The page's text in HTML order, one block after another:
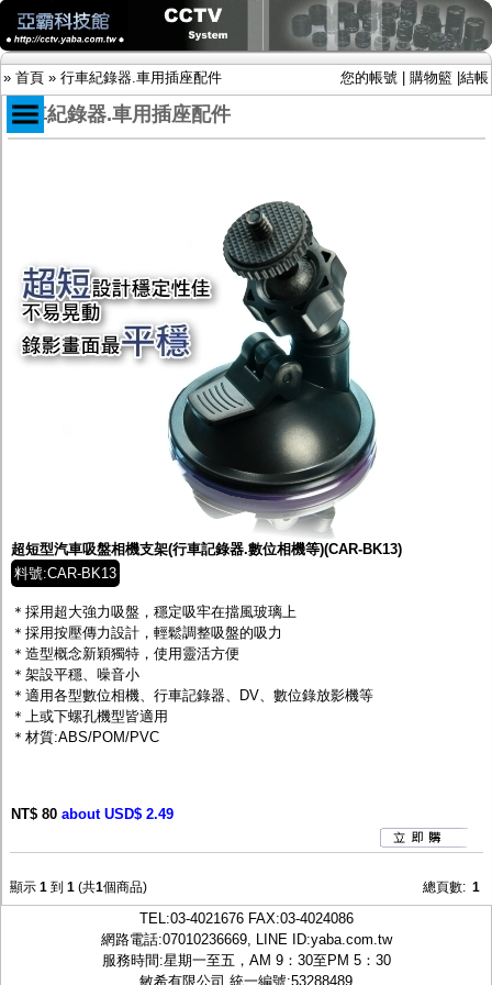
» 首頁 » 行車紀錄器.車用插座配件 您的帳號 購物籃 結帳
AHD半球型(適用屋內)
AHD中小型紅外線攝影機(適用騎樓、室內外)
AHD防護罩型攝影機(適用屋外，紅外線照射
距離遠）
AHD特殊功能型攝影機
視訊轉換設備
雙絞線傳輸器
雜訊改善器
分配放大器
網路線用水晶頭
網路線
懶人線.同軸線.花線
線頭.插座.延長線.HDMI線
集線盒.防水盒.配線盒
變壓器.避雷器
電腦工業機殼
行車紀錄器.車用插座配件
超短型汽車吸盤相機支架(行車記錄器.數位相機等)(CAR-BK13)
料號:CAR-BK13
＊採用超大強力吸盤，穩定吸牢在擋風玻璃上
＊採用按壓傳力設計，輕鬆調整吸盤的吸力
＊造型概念新穎獨特，使用靈活方便
＊架設平穩、噪音小
＊適用各型數位相機、行車記錄器、DV、數位錄放影機等
＊上或下螺孔機型皆適用
＊材質:ABS/POM/PVC
NT$ 80 about USD$ 2.49
顯示 1 到 1 (共1個商品) 總頁數: 1
TEL:03-4021676FAX:03-4024086
網路電話:07010236669, LINE ID:yaba.com.tw
服務時間:星期一至五，AM 9：30至PM 5：30
敏希有限公司 統一編號:53288489